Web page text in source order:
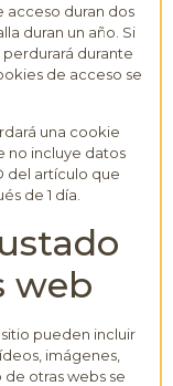
acceso duran dos
duran un año. Si
durante
de acceso se
una cookie
no incluye datos
del artículo que
de 1 día.
web
pueden incluir
imágenes,
otras webs se